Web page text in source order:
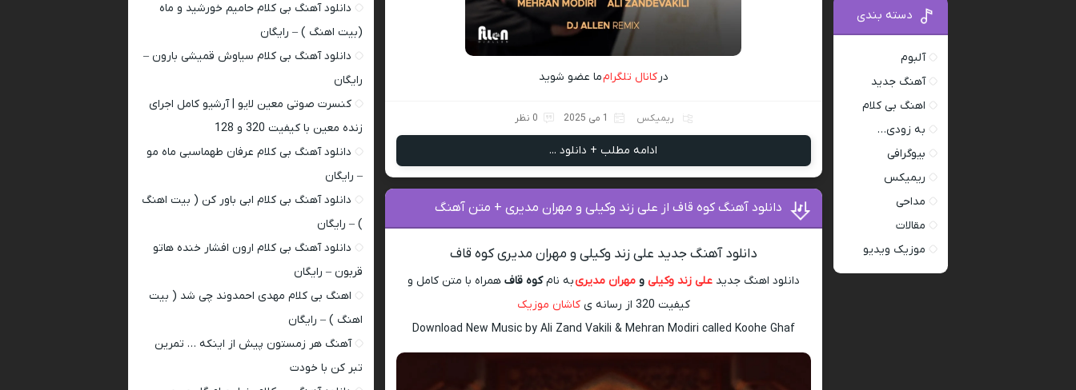
درکانال تلگرامما عضو شوید
ریمیکس 1 می 2025 0 نظر
ادامه مطلب + دانلود ...
دانلود آهنگ کوه قاف از علی زند وکیلی و مهران مدیری + متن آهنگ
دانلود آهنگ جدید علی زند وکیلی و مهران مدیری کوه قاف
دانلود اهنگ جدیدعلی زند وکیلی ومهران مدیریبه نامکوه قاف همراه با متن کامل و
کیفیت 320 از رسانه ی
کاشان موزیک
Download New Music by Ali Zand Vakili & Mehran Modiri called Koohe Ghaf
دسته بندی
آلبوم
آهنگ جدید
اهنگ بی کلام
به زودی…
بیوگرافی
ریمیکس
مداحی
مقالات
موزیک ویدیو
دانلود آهنگ بی کلام حامیم خورشید و ماه
(بیت اهنگ ) – رایگان
دانلود آهنگ بی کلام سیاوش قمیشی بارون –
رایگان
کنسرت صوتی معین لایو | آرشیو کامل اجرای
زنده معین با کیفیت 320 و 128
دانلود آهنگ بی کلام عرفان طهماسبی ماه مو
– رایگان
دانلود آهنگ بی کلام ابی باور کن ( بیت اهنگ
) – رایگان
دانلود آهنگ بی کلام ارون افشار خنده هاتو
قربون – رایگان
اهنگ بی کلام مهدی احمدوند چی شد ( بیت
اهنگ ) – رایگان
آهنگ هر زمستون پیش از اینکه … تمرین
تبر کن با خودت